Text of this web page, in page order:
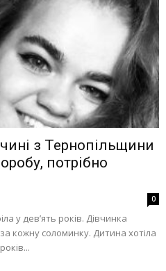
з Тернопільщини
потрібно
0
у дев’ять років. Дівчинка
кожну соломинку. Дитина хотіла